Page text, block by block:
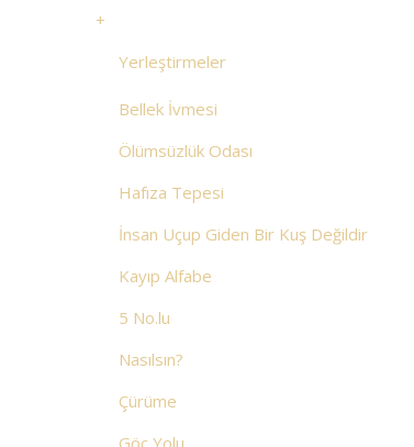
+
Yerleştirmeler
Bellek İvmesi
Ölümsüzlük Odası
Hafıza Tepesi
İnsan Uçup Giden Bir Kuş Değildir
Kayıp Alfabe
5 No.lu
Nasılsın?
Çürüme
Göç Yolu